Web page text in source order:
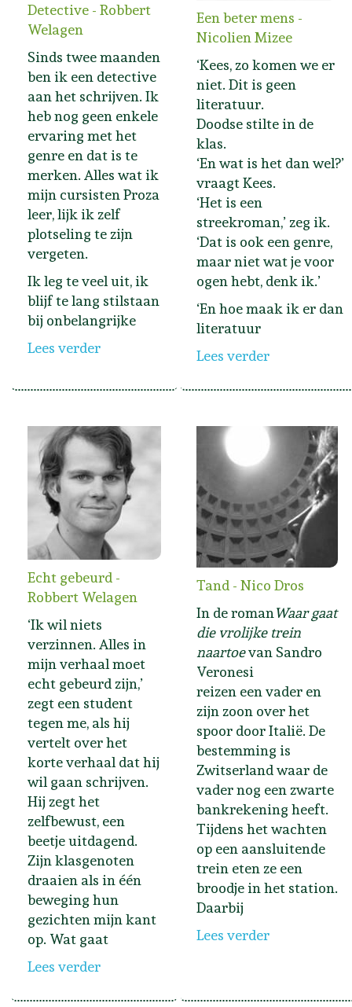
Detective - Robbert
Welagen
Sinds twee maanden
ben ik een detective
aan het schrijven. Ik
heb nog geen enkele
ervaring met het
genre en dat is te
merken. Alles wat ik
mijn cursisten Proza
leer, lijk ik zelf
plotseling te zijn
vergeten.
Ik leg te veel uit, ik
blijf te lang stilstaan
bij onbelangrijke
Lees verder
Een beter mens -
Nicolien Mizee
‘Kees, zo komen we er
niet. Dit is geen
literatuur.
Doodse stilte in de
klas.
‘En wat is het dan wel?’
vraagt Kees.
‘Het is een
streekroman,’ zeg ik.
‘Dat is ook een genre,
maar niet wat je voor
ogen hebt, denk ik.’
‘En hoe maak ik er dan
literatuur
Lees verder
Echt gebeurd -
Robbert Welagen
‘Ik wil niets
verzinnen. Alles in
mijn verhaal moet
echt gebeurd zijn,’
zegt een student
tegen me, als hij
vertelt over het
korte verhaal dat hij
wil gaan schrijven.
Hij zegt het
zelfbewust, een
beetje uitdagend.
Zijn klasgenoten
draaien als in één
beweging hun
gezichten mijn kant
op. Wat gaat
Lees verder
Tand - Nico Dros
In de romanWaar gaat
die vrolijke trein
naartoevan Sandro
Veronesi
reizen een vader en
zijn zoon over het
spoor door Italië. De
bestemming is
Zwitserland waar de
vader nog een zwarte
bankrekening heeft.
Tijdens het wachten
op een aansluitende
trein eten ze een
broodje in het station.
Daarbij
Lees verder